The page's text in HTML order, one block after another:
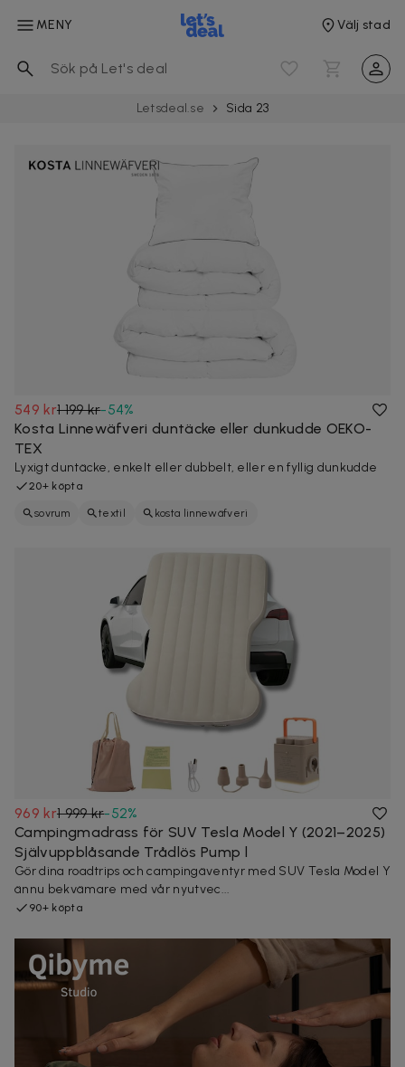
MENY Välj stad
Letsdeal.se Sida 23
549 kr1 199 kr-54%
Kosta Linnewäfveri duntäcke eller dunkudde OEKO-
TEX
Lyxigt duntäcke, enkelt eller dubbelt, eller en fyllig dunkudde
20+ köpta
sovrum textil kosta linnewäfveri
969 kr1 999 kr-52%
Campingmadrass för SUV Tesla Model Y (2021–2025)
Självuppblåsande Trådlös Pump l
Gör dina roadtrips och campingäventyr med SUV Tesla Model Y
ännu bekvämare med vår nyutvec...
90+ köpta